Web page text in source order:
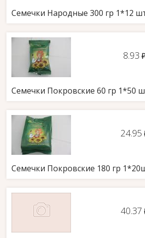
Семечки Народные 300 гр 1*12
8.93
Семечки Покровские 60 гр 1*50
24.95
Семечки Покровские 180 гр
40.37